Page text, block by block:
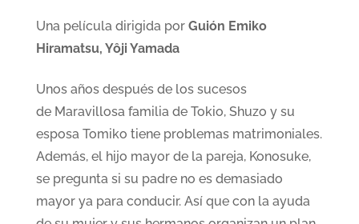
Una película dirigida por Guión Emiko
Hiramatsu, Yôji Yamada
Unos años después de los sucesos
de Maravillosa familia de Tokio, Shuzo y su
esposa Tomiko tiene problemas matrimoniales.
Además, el hijo mayor de la pareja, Konosuke,
se pregunta si su padre no es demasiado
mayor ya para conducir. Así que con la ayuda